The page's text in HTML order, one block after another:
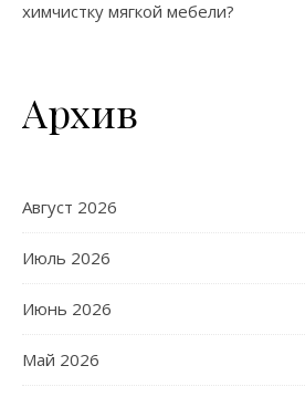
химчистку мягкой мебели?
Архив
Август 2026
Июль 2026
Июнь 2026
Май 2026